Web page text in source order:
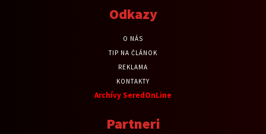
Odkazy
O NÁS
TIP NA ČLÁNOK
REKLAMA
KONTAKTY
Archívy SeredOnLine
Partneri